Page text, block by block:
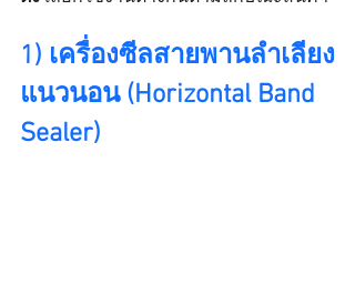
1) เครื่องซีลสายพานลำเลียง
แนวนอน (Horizontal Band
Sealer)